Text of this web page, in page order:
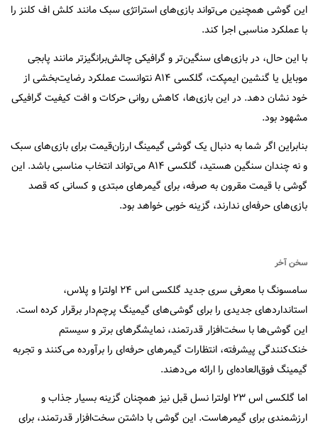
این گوشی همچنین می‌تواند بازی‌های استراتژی سبک مانند کلش اف کلنز را
با عملکرد مناسبی اجرا کند.
با این حال، در بازی‌های سنگین‌تر و گرافیکی چالش‌برانگیزتر مانند پابجی
موبایل یا گنشین ایمپکت، گلکسی A۱۴ نتوانست عملکرد رضایت‌بخشی از
خود نشان دهد. در این بازی‌ها، کاهش روانی حرکات و افت کیفیت گرافیکی
مشهود بود.
بنابراین اگر شما به دنبال یک گوشی گیمینگ ارزان‌قیمت برای بازی‌های سبک
و نه چندان سنگین هستید، گلکسی A۱۴ می‌تواند انتخاب مناسبی باشد. این
گوشی با قیمت مقرون به صرفه، برای گیمرهای مبتدی و کسانی که قصد
بازی‌های حرفه‌ای ندارند، گزینه خوبی خواهد بود.
سخن آخر
سامسونگ با معرفی سری جدید گلکسی اس ۲۴ اولترا و پلاس،
استانداردهای جدیدی را برای گوشی‌های گیمینگ پرچم‌دار برقرار کرده است.
این گوشی‌ها با سخت‌افزار قدرتمند، نمایشگرهای برتر و سیستم
خنک‌کنندگی پیشرفته، انتظارات گیمرهای حرفه‌ای را برآورده می‌کنند و تجربه
گیمینگ فوق‌العاده‌ای را ارائه می‌دهند.
اما گلکسی اس ۲۳ اولترا نسل قبل نیز همچنان گزینه بسیار جذاب و
ارزشمندی برای گیمرهاست. این گوشی با داشتن سخت‌افزار قدرتمند، برای